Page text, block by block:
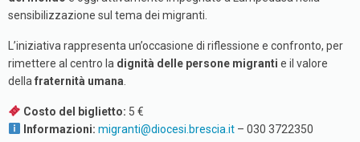
sensibilizzazione sul tema dei migranti.
L’iniziativa rappresenta un’occasione di riflessione e confronto, per
rimettere al centro la dignità delle persone migranti e il valore
della fraternità umana
Costo del biglietto: 5 €
Informazioni: migranti@diocesi.brescia.it– 030 3722350